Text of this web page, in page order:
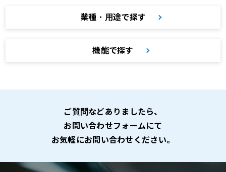
業種・用途で探す
機能で探す
ご質問などありましたら、
お問い合わせフォームにて
お気軽にお問い合わせください。